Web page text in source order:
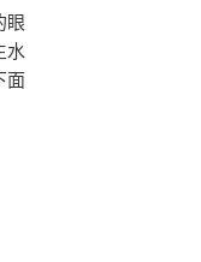
眼
水
面